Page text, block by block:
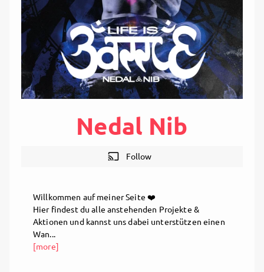
Nedal Nib
cast Follow
Willkommen auf meiner Seite ❤️
Hier findest du alle anstehenden Projekte &
Aktionen und kannst uns dabei unterstützen einen
Wan...
[more]